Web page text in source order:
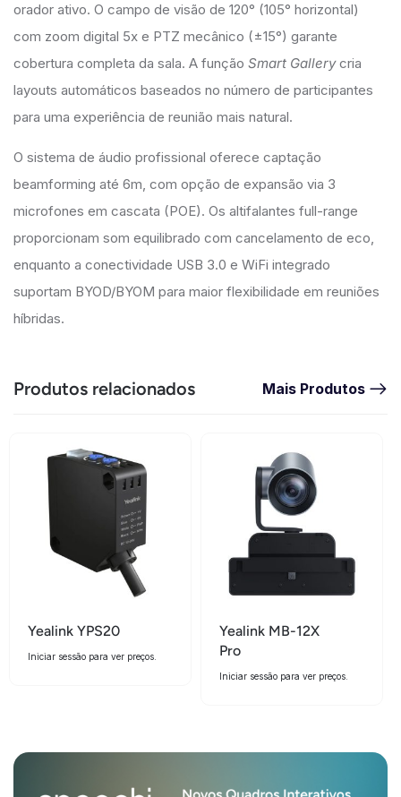
orador ativo. O campo de visão de 120° (105° horizontal)
com zoom digital 5x e PTZ mecânico (±15°) garante
cobertura completa da sala. A função Smart Gallerycria
layouts automáticos baseados no número de participantes
para uma experiência de reunião mais natural.
O sistema de áudio profissional oferece captação
beamforming até 6m, com opção de expansão via 3
microfones em cascata (POE). Os altifalantes full-range
proporcionam som equilibrado com cancelamento de eco,
enquanto a conectividade USB 3.0 e WiFi integrado
suportam BYOD/BYOM para maior flexibilidade em reuniões
híbridas.
Produtos relacionados Mais Produtos
Yealink YPS20
Iniciar sessão para ver preços.
Yealink MB-12X
Pro
Iniciar sessão para ver preços.